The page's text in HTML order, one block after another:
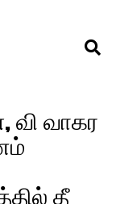
வி வாகர
தீ